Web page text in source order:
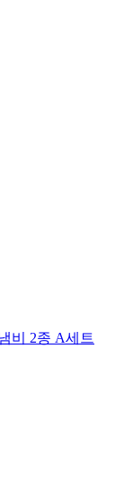
비 2종 A세트